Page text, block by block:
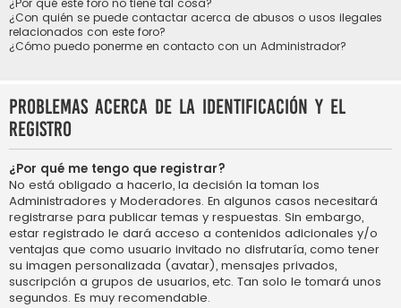
¿Por qué este foro no tiene tal cosa?
¿Con quién se puede contactar acerca de abusos o usos ilegales
relacionados con este foro?
¿Cómo puedo ponerme en contacto con un Administrador?
Problemas acerca de la identificación y el
registro
¿Por qué me tengo que registrar?
No está obligado a hacerlo, la decisión la toman los
Administradores y Moderadores. En algunos casos necesitará
registrarse para publicar temas y respuestas. Sin embargo,
estar registrado le dará acceso a contenidos adicionales y/o
ventajas que como usuario invitado no disfrutaría, como tener
su imagen personalizada (avatar), mensajes privados,
suscripción a grupos de usuarios, etc. Tan solo le tomará unos
segundos. Es muy recomendable.